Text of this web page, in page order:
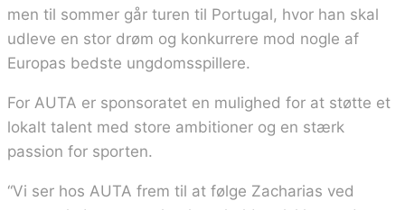
men til sommer går turen til Portugal, hvor han skal
udleve en stor drøm og konkurrere mod nogle af
Europas bedste ungdomsspillere.
For AUTA er sponsoratet en mulighed for at støtte et
lokalt talent med store ambitioner og en stærk
passion for sporten.
“Vi ser hos AUTA frem til at følge Zacharias ved